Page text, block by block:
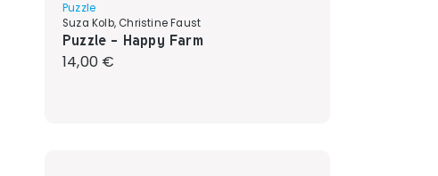
Puzzle
Suza Kolb, Christine Faust
Puzzle - Happy Farm
Regulärer Preis:
14,00 €